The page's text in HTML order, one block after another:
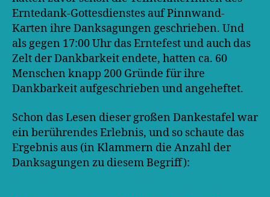
Erntedank-Gottesdienstes auf Pinnwand-
Karten ihre Danksagungen geschrieben. Und
als gegen 17:00 Uhr das Erntefest und auch das
Zelt der Dankbarkeit endete, hatten ca. 60
Menschen knapp 200 Gründe für ihre
Dankbarkeit aufgeschrieben und angeheftet.
Schon das Lesen dieser großen Dankestafel war
ein berührendes Erlebnis, und so schaute das
Ergebnis aus (in Klammern die Anzahl der
Danksagungen zu diesem Begriff):